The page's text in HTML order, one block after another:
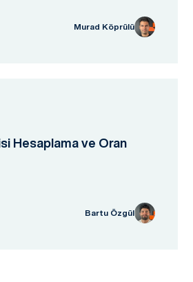
Murad Köprülü
Hesaplama ve Oran
Bartu Özgül